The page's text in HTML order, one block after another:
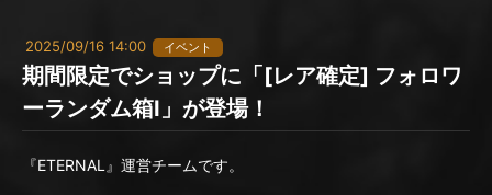
2025/09/16 14:00 イベント
期間限定でショップに「[レア確定] フォロワ
ーランダム箱I」が登場！
『ETERNAL』運営チームです。